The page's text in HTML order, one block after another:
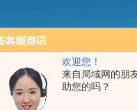
欢迎您！
来自局域网的朋
助您的吗？